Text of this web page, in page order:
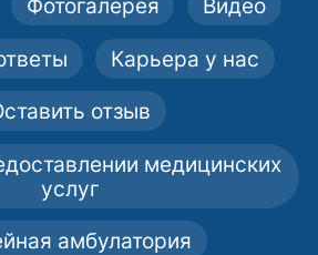
Фотогалерея Видео
Карьера у нас
отзыв
медицинских
услуг
амбулатория